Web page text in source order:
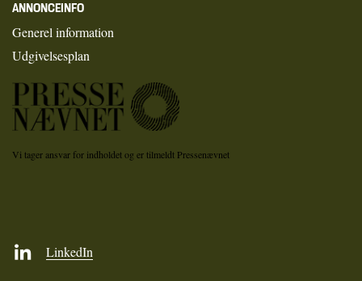
ANNONCEINFO
Generel information
Udgivelsesplan
Vi tager ansvar for indholdet og er tilmeldt Pressenævnet
LinkedIn